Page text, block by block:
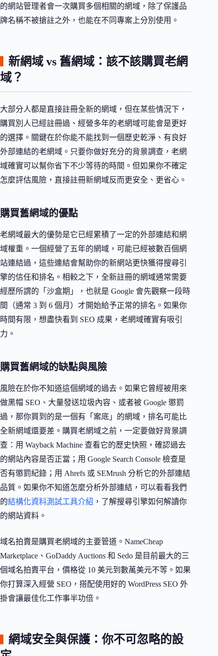
的網站管理者會一次購買多個相關的網域，除了保護品
牌名稱不被搶註之外，也能在不同專案上分別使用。
新網域 vs 舊網域：該不該購買老網
域？
大部分人都是直接註冊全新的網域，但在某些情況下，
購買別人已經註冊過、經營多年的老網域可能會是更好
的選擇。關鍵在於你能不能找到一個歷史乾淨、有良好
外部連結的老網域。只要你做好充分的背景調查，老網
域確實可以幫你省下不少等待的時間。但如果你不確定
怎麼評估風險，直接註冊新網域反而更安全、更省心。
購買舊網域的優點
老網域最大的優勢是它已經累積了一定的外部連結和網
域權重。一個經營了五年的網域，可能已經被數百個網
站連結過，這些連結會幫助你的新網站更快獲得搜尋引
擎的信任和排名。相較之下，全新註冊的網域通常需要
經歷所謂的「沙盒期」，也就是 Google 會先觀察一段時
間（通常 3 到 6 個月）才開始給予正常的排名。如果你
時間有限，想盡快看到 SEO 成果，老網域確實有吸引
力。
購買舊網域的缺點與風險
風險在於你不知道這個網域的過去。如果它曾經被用來
做黑帽 SEO、大量發送垃圾內容、或者被 Google 懲罰
過，那你買到的是一個有「案底」的網域，排名可能比
全新網域還要差。購買老網域之前，一定要做好背景調
查：用 Wayback Machine 查看它的歷史快照，確認過去
的網站內容是否正當；用 Google Search Console 檢查是
否有懲罰紀錄；用 Ahrefs 或 SEMrush 分析它的外部連結
品質。如果你不知道怎麼分析外部連結，可以看看我們
的結構化資料測試工具介紹 ，了解搜尋引擎如何解讀你
的網站資料。
域名拍賣是購買老網域的主要管道。NameCheap
Marketplace、GoDaddy Auctions 和 Sedo 是目前最大的三
個域名拍賣平台，價格從 10 美元到數萬美元不等。如果
你打算深入經營 SEO，搭配使用好的 WordPress SEO 外
掛會讓最佳化工作事半功倍。
網域安全與保護：你不可忽略的設